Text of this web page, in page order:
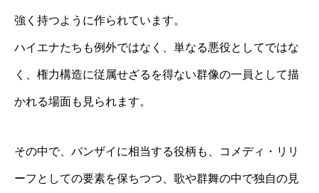
強く持つように作られています。
ハイエナたちも例外ではなく、単なる悪役としてではな
く、権力構造に従属せざるを得ない群像の一員として描
かれる場面も見られます。
その中で、バンザイに相当する役柄も、コメディ・リリ
ーフとしての要素を保ちつつ、歌や群舞の中で独自の見